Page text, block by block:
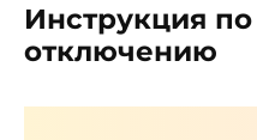
Инструкция
отключению